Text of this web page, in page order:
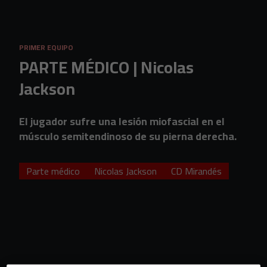
PRIMER EQUIPO
PARTE MÉDICO | Nicolas
Jackson
El jugador sufre una lesión miofascial en el
músculo semitendinoso de su pierna derecha.
Parte médico Nicolas Jackson CD Mirandés